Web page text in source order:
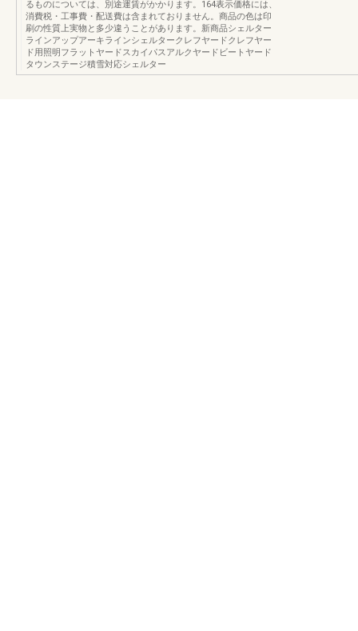
るものについては、別途運賃がかかります。164表示価格には、
消費税・工事費・配送費は含まれておりません。商品の色は印
刷の性質上実物と多少違うことがあります。新商品シェルター
ラインアップアーキラインシェルタークレフヤードクレフヤー
ド用照明フラットヤードスカイパスアルクヤードビートヤード
タウンステージ積雪対応シェルター